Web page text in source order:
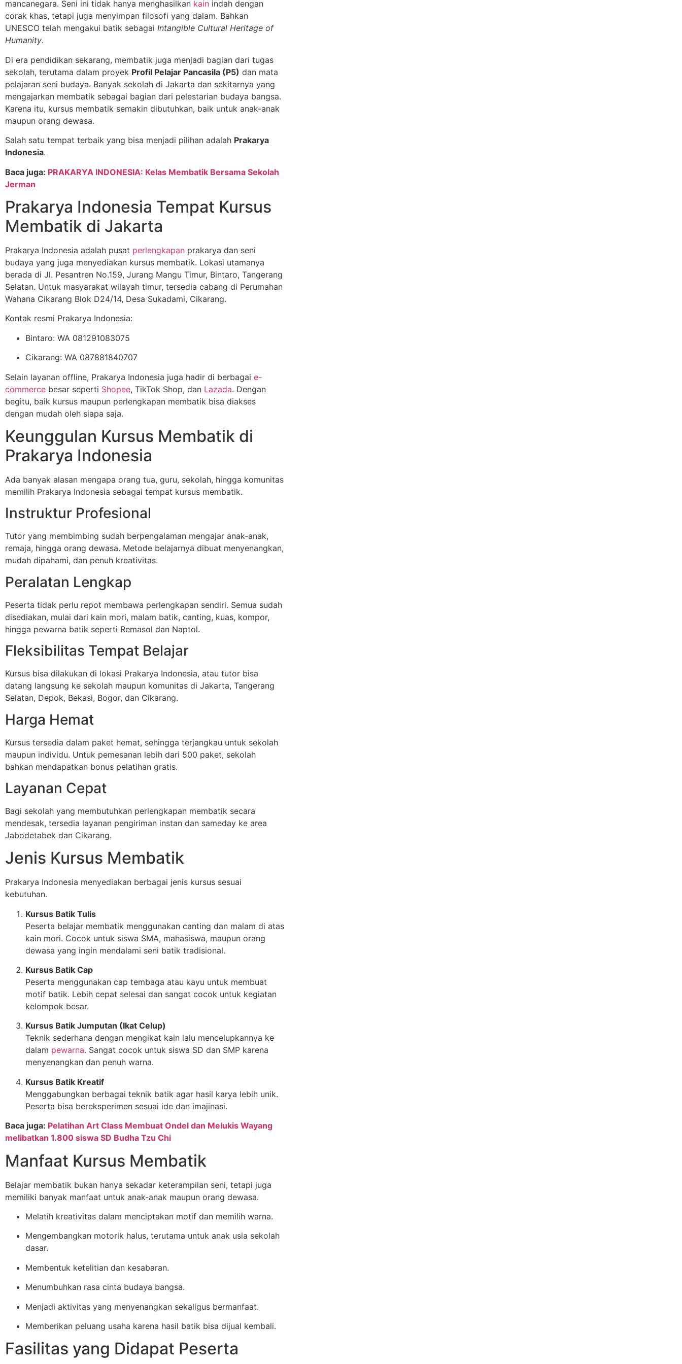
mancanegara. Seni ini tidak hanya menghasilkan kain indah dengan
corak khas, tetapi juga menyimpan filosofi yang dalam. Bahkan
UNESCO telah mengakui batik sebagai Intangible Cultural Heritage of
Humanity.
Di era pendidikan sekarang, membatik juga menjadi bagian dari tugas
sekolah, terutama dalam proyek Profil Pelajar Pancasila (P5) dan mata
pelajaran seni budaya. Banyak sekolah di Jakarta dan sekitarnya yang
mengajarkan membatik sebagai bagian dari pelestarian budaya bangsa.
Karena itu, kursus membatik semakin dibutuhkan, baik untuk anak-anak
maupun orang dewasa.
Salah satu tempat terbaik yang bisa menjadi pilihan adalah Prakarya
Indonesia.
Baca juga: PRAKARYA INDONESIA: Kelas Membatik Bersama Sekolah
Jerman
Prakarya Indonesia Tempat Kursus
Membatik di Jakarta
Prakarya Indonesia adalah pusat perlengkapan prakarya dan seni
budaya yang juga menyediakan kursus membatik. Lokasi utamanya
berada di Jl. Pesantren No.159, Jurang Mangu Timur, Bintaro, Tangerang
Selatan. Untuk masyarakat wilayah timur, tersedia cabang di Perumahan
Wahana Cikarang Blok D24/14, Desa Sukadami, Cikarang.
Kontak resmi Prakarya Indonesia:
Bintaro: WA 081291083075
Cikarang: WA 087881840707
Selain layanan offline, Prakarya Indonesia juga hadir di berbagai e-
commerce besar seperti Shopee, TikTok Shop, dan Lazada. Dengan
begitu, baik kursus maupun perlengkapan membatik bisa diakses
dengan mudah oleh siapa saja.
Keunggulan Kursus Membatik di
Prakarya Indonesia
Ada banyak alasan mengapa orang tua, guru, sekolah, hingga komunitas
memilih Prakarya Indonesia sebagai tempat kursus membatik.
Instruktur Profesional
Tutor yang membimbing sudah berpengalaman mengajar anak-anak,
remaja, hingga orang dewasa. Metode belajarnya dibuat menyenangkan,
mudah dipahami, dan penuh kreativitas.
Peralatan Lengkap
Peserta tidak perlu repot membawa perlengkapan sendiri. Semua sudah
disediakan, mulai dari kain mori, malam batik, canting, kuas, kompor,
hingga pewarna batik seperti Remasol dan Naptol.
Fleksibilitas Tempat Belajar
Kursus bisa dilakukan di lokasi Prakarya Indonesia, atau tutor bisa
datang langsung ke sekolah maupun komunitas di Jakarta, Tangerang
Selatan, Depok, Bekasi, Bogor, dan Cikarang.
Harga Hemat
Kursus tersedia dalam paket hemat, sehingga terjangkau untuk sekolah
maupun individu. Untuk pemesanan lebih dari 500 paket, sekolah
bahkan mendapatkan bonus pelatihan gratis.
Layanan Cepat
Bagi sekolah yang membutuhkan perlengkapan membatik secara
mendesak, tersedia layanan pengiriman instan dan sameday ke area
Jabodetabek dan Cikarang.
Jenis Kursus Membatik
Prakarya Indonesia menyediakan berbagai jenis kursus sesuai
kebutuhan.
Kursus Batik Tulis
Peserta belajar membatik menggunakan canting dan malam di atas
kain mori. Cocok untuk siswa SMA, mahasiswa, maupun orang
dewasa yang ingin mendalami seni batik tradisional.
Kursus Batik Cap
Peserta menggunakan cap tembaga atau kayu untuk membuat
motif batik. Lebih cepat selesai dan sangat cocok untuk kegiatan
kelompok besar.
Kursus Batik Jumputan (Ikat Celup)
Teknik sederhana dengan mengikat kain lalu mencelupkannya ke
dalam pewarna. Sangat cocok untuk siswa SD dan SMP karena
menyenangkan dan penuh warna.
Kursus Batik Kreatif
Menggabungkan berbagai teknik batik agar hasil karya lebih unik.
Peserta bisa bereksperimen sesuai ide dan imajinasi.
Baca juga: Pelatihan Art Class Membuat Ondel dan Melukis Wayang
melibatkan 1.800 siswa SD Budha Tzu Chi
Manfaat Kursus Membatik
Belajar membatik bukan hanya sekadar keterampilan seni, tetapi juga
memiliki banyak manfaat untuk anak-anak maupun orang dewasa.
Melatih kreativitas dalam menciptakan motif dan memilih warna.
Mengembangkan motorik halus, terutama untuk anak usia sekolah
dasar.
Membentuk ketelitian dan kesabaran.
Menumbuhkan rasa cinta budaya bangsa.
Menjadi aktivitas yang menyenangkan sekaligus bermanfaat.
Memberikan peluang usaha karena hasil batik bisa dijual kembali.
Fasilitas yang Didapat Peserta